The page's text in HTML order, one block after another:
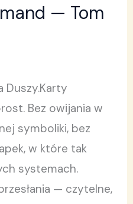
— Tom
Duszy.Karty
Bez owijania w
symboliki, bez
w które tak
systemach.
— czytelne,